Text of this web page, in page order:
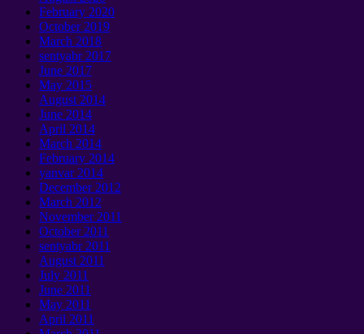
February 2020
October2019
March 2018
sentyabr 2017
June 2017
May 2015
August 2014
June 2014
April 2014
March 2014
February 2014
yanvar 2014
December2012
March 2012
November2011
October2011
sentyabr 2011
August 2011
July 2011
June 2011
May 2011
April 2011